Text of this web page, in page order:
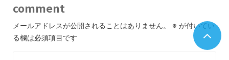
comment
メールアドレスが公開されることはありません。 ※ が付いてい
る欄は必須項目です